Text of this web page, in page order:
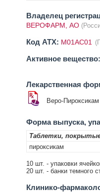
Владелец
ВЕРОФАРМ, АО
Код ATX: M01AC01
Активное вещество:
Лекарственная
Веро-Пироксикам
Форма выпуска,
Таблетки,
пироксикам
10 шт. - упаковки
20 шт. - банки темного
Клинико-